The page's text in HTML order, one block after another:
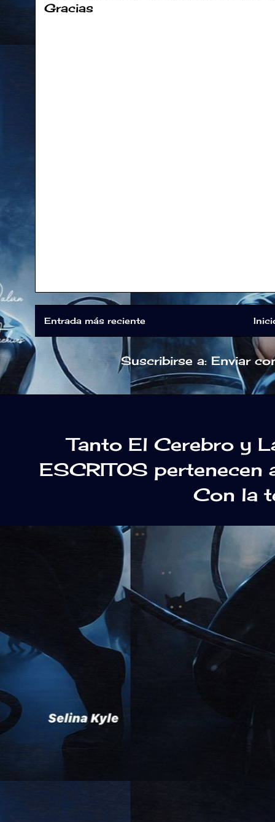
Gracias
Entrada más reciente
Suscribirse a:Enviar
Tanto El Cerebro y
ESCRITOS pertenecen
Con la